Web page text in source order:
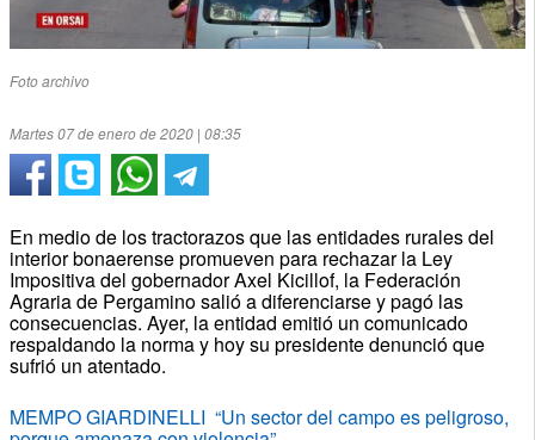
Foto archivo
Martes 07 de enero de 2020 | 08:35
En medio de los tractorazos que las entidades rurales del
interior bonaerense promueven para rechazar la Ley
Impositiva del gobernador Axel Kicillof, la Federación
Agraria de Pergamino salió a diferenciarse y pagó las
consecuencias. Ayer, la entidad emitió un comunicado
respaldando la norma y hoy su presidente denunció que
sufrió un atentado.
MEMPO GIARDINELLI “Un sector del campo es peligroso,